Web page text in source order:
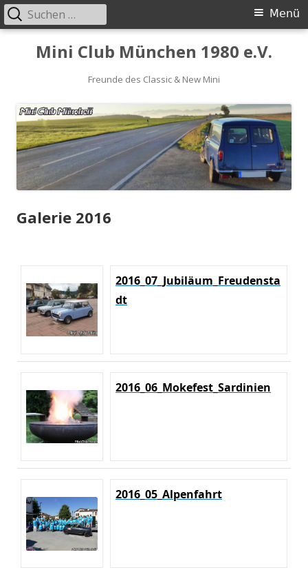
Mini Club München 1980 e.V.
Freunde des Classic & New Mini
Primäres
Menü
Menü
Suchen
nach:
Galerie 2016
2016_07_Jubiläum_Freudensta
dt
2016_06_Mokefest_Sardinien
2016_05_Alpenfahrt